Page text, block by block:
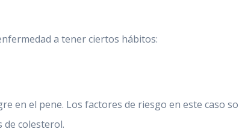
a tener ciertos hábitos:
en el pene. Los factores de riesgo en este caso
de colesterol.